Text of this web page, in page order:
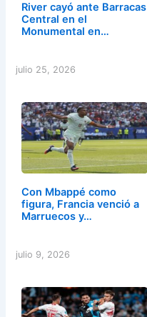
River cayó ante Barracas
Central en el
Monumental en…
julio 25, 2026
Con Mbappé como
figura, Francia venció a
Marruecos y…
julio 9, 2026